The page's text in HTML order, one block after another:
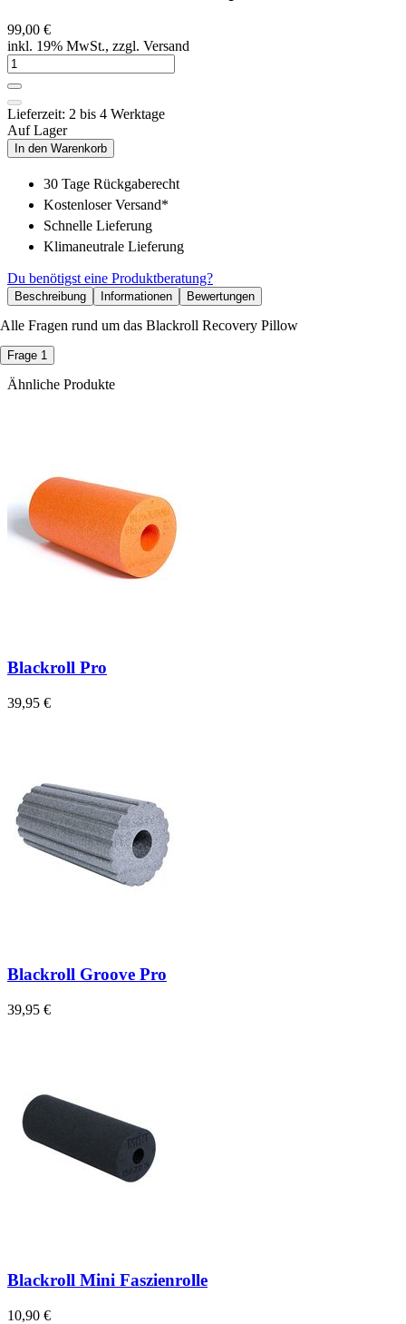
99,00 €
inkl. 19% MwSt., zzgl. Versand
Lieferzeit: 2 bis 4 Werktage
Auf Lager
In den Warenkorb
30 Tage Rückgaberecht
Kostenloser Versand*
Schnelle Lieferung
Klimaneutrale Lieferung
Du benötigst eine Produktberatung?
Beschreibung Informationen Bewertungen
Alle Fragen rund um das Blackroll Recovery Pillow
Frage 1
Ähnliche Produkte
Blackroll Pro
39,95 €
Blackroll Groove Pro
39,95 €
Blackroll Mini Faszienrolle
10,90 €